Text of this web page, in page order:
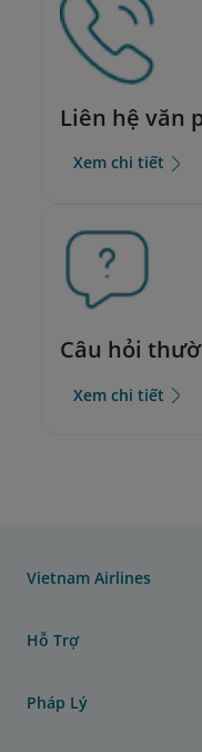
Liên hệ văn
Xem chi tiết
Câu hỏi
Xem chi tiết
Vietnam Airlines
Hỗ Trợ
Pháp Lý